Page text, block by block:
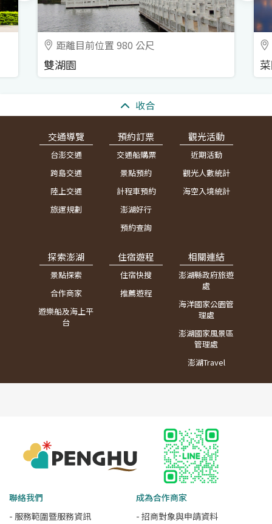
距離目前位置 980 公尺
雙湖園
收合
交通導覽
台澎交通
跨島交通
陸上交通
旅運規劃
預約訂票
交通船購票
景點預約
計程車預約
澎湖好行
預約查詢
觀光活動
近期活動
觀光人數統計
海空入境統計
探索澎湖
景點探索
合作商家
遊樂船及海上平
台
住宿遊程
住宿快搜
推薦遊程
相關連結
澎湖縣政府旅遊
處
海洋國家公園管
理處
澎湖國家風景區
管理處
澎湖Travel
聯絡我們
- 服務範圍暨服務資訊
成為合作商家
- 招商對象與申請資料